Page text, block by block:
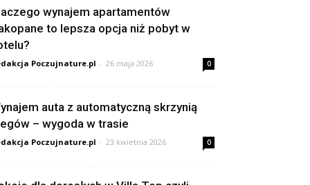
wynajem apartamentów
to lepsza opcja niż pobyt w
Poczujnature.pl - 26 maja 2026 0
auta z automatyczną skrzynią
– wygoda w trasie
Poczujnature.pl - 23 kwietnia 2026 0